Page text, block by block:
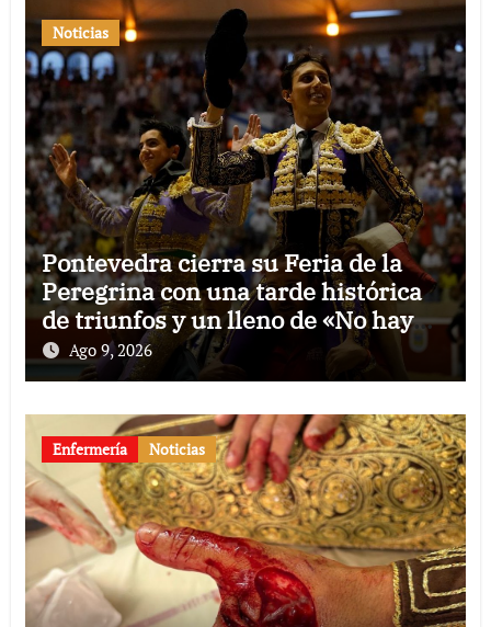
Noticias
Pontevedra cierra su Feria de la
Peregrina con una tarde histórica
de triunfos y un lleno de «No hay
billetes»
Ago 9, 2026
Enfermería Noticias